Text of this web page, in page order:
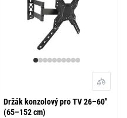
Držák konzolový pro TV 26–60"
(65–152 cm)